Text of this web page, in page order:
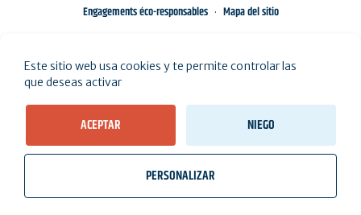
Engagements éco-responsables
Mapa del sitio
Este sitio web usa cookies y te permite controlar las
que deseas activar
ACEPTAR NIEGO
PERSONALIZAR